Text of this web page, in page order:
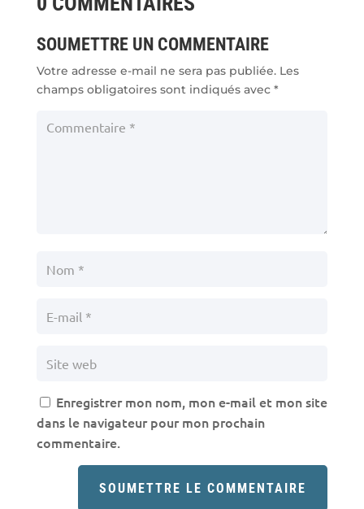
SOUMETTRE UN COMMENTAIRE
Votre adresse e-mail ne sera pas publiée. Les
champs obligatoires sont indiqués avec *
Enregistrer mon nom, mon e-mail et mon site
dans le navigateur pour mon prochain
commentaire.
SOUMETTRE LE COMMENTAIRE